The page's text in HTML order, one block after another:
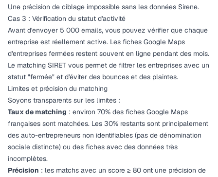
Une précision de ciblage impossible sans les données Sirene.
Cas 3 : Vérification du statut d'activité
Avant d'envoyer 5 000 emails, vous pouvez vérifier que chaque
entreprise est réellement active. Les fiches Google Maps
d'entreprises fermées restent souvent en ligne pendant des mois.
Le matching SIRET vous permet de filtrer les entreprises avec un
statut "fermée" et d'éviter des bounces et des plaintes.
Limites et précision du matching
Soyons transparents sur les limites :
Taux de matching : environ 70% des fiches Google Maps
françaises sont matchées. Les 30% restants sont principalement
des auto-entrepreneurs non identifiables (pas de dénomination
sociale distincte) ou des fiches avec des données très
incomplètes.
Précision : les matchs avec un score ≥ 80 ont une précision de